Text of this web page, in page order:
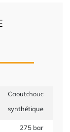
Caoutchouc
synthétique
275 bar